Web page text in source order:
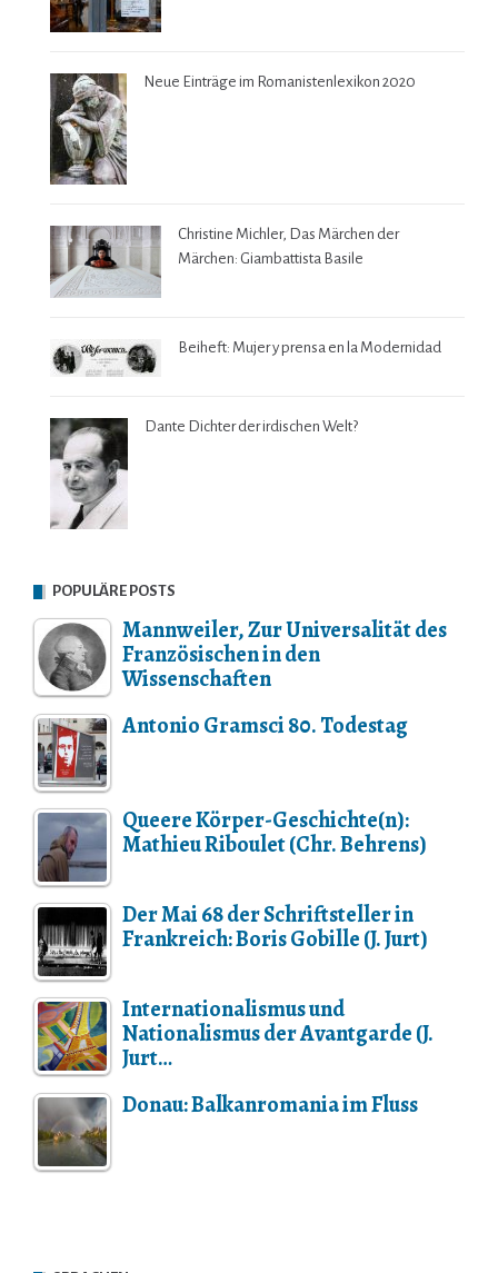
Neue Einträge im Romanistenlexikon 2020
Christine Michler, Das Märchen der
Märchen: Giambattista Basile
Beiheft: Mujer y prensa en la Modernidad
Dante Dichter der irdischen Welt?
POPULÄRE POSTS
Mannweiler, Zur Universalität des
Französischen in den
Wissenschaften
Antonio Gramsci 80. Todestag
Queere Körper-Geschichte(n):
Mathieu Riboulet (Chr. Behrens)
Der Mai 68 der Schriftsteller in
Frankreich: Boris Gobille (J. Jurt)
Internationalismus und
Nationalismus der Avantgarde (J.
Jurt…
Donau: Balkanromania im Fluss